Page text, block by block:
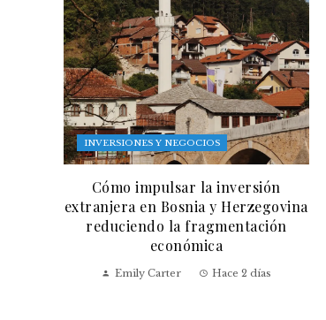
INVERSIONES Y NEGOCIOS
Cómo impulsar la inversión
extranjera en Bosnia y Herzegovina
reduciendo la fragmentación
económica
Emily Carter Hace 2 días